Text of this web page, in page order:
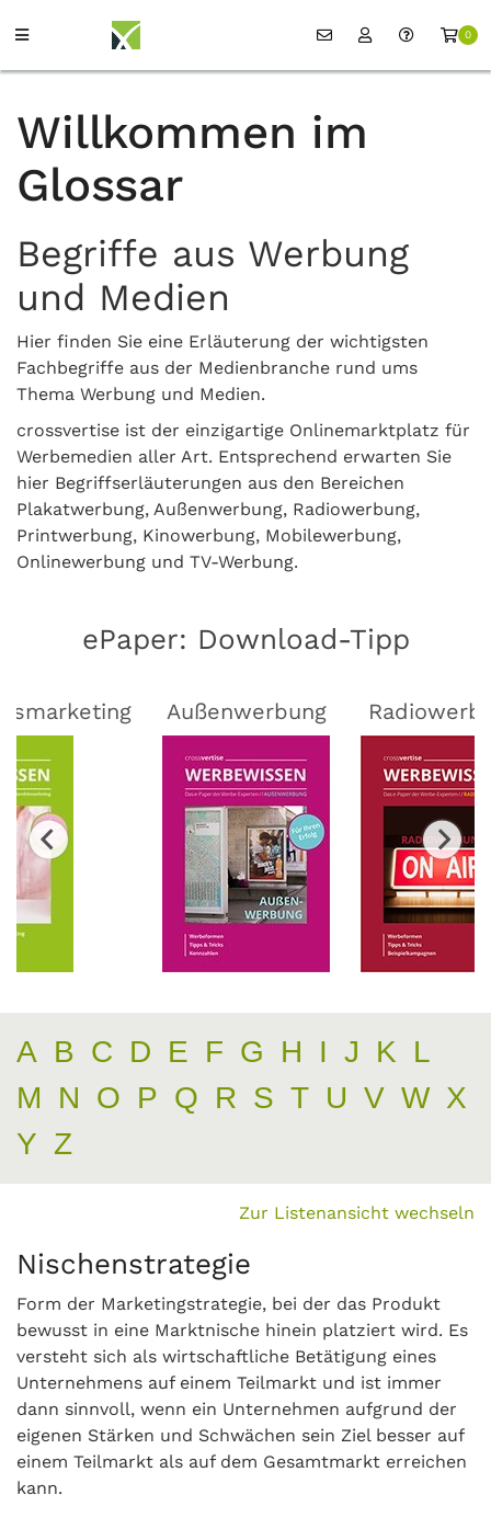
0
Willkommen im
Glossar
Begriffe aus Werbung
und Medien
Hier finden Sie eine Erläuterung der wichtigsten
Fachbegriffe aus der Medienbranche rund ums
Thema Werbung und Medien.
crossvertise ist der einzigartige Onlinemarktplatz für
Werbemedien aller Art. Entsprechend erwarten Sie
hier Begriffserläuterungen aus den Bereichen
Plakatwerbung, Außenwerbung, Radiowerbung,
Printwerbung, Kinowerbung, Mobilewerbung,
Onlinewerbung und TV-Werbung.
ePaper: Download-Tipp
Außenwerbung
A B C D E F G H I J K L
M
N O P Q R S T U V W X
Y Z
Zur Listenansicht wechseln
Nischenstrategie
Form der Marketingstrategie, bei der das Produkt
bewusst in eine Marktnische hinein platziert wird. Es
versteht sich als wirtschaftliche Betätigung eines
Unternehmens auf einem Teilmarkt und ist immer
dann sinnvoll, wenn ein Unternehmen aufgrund der
eigenen Stärken und Schwächen sein Ziel besser auf
einem Teilmarkt als auf dem Gesamtmarkt erreichen
kann.